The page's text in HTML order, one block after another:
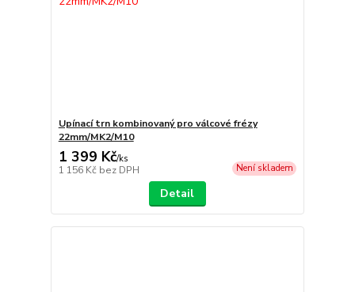
Upínací trn kombinovaný pro válcové frézy
22mm/MK2/M10
1 399 Kč/ks
1 156 Kč bez DPH Není skladem
Detail